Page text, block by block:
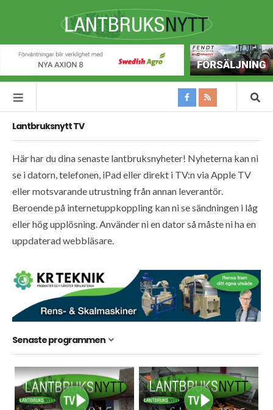
Lantbruksnytt TV
Här har du dina senaste lantbruksnyheter! Nyheterna kan ni
se i datorn, telefonen, iPad eller direkt i TV:n via Apple TV
eller motsvarande utrustning från annan leverantör.
Beroende på internetuppkoppling kan ni se sändningen i låg
eller hög upplösning. Använder ni en dator så måste ni ha en
uppdaterad webbläsare.
Senaste programmen